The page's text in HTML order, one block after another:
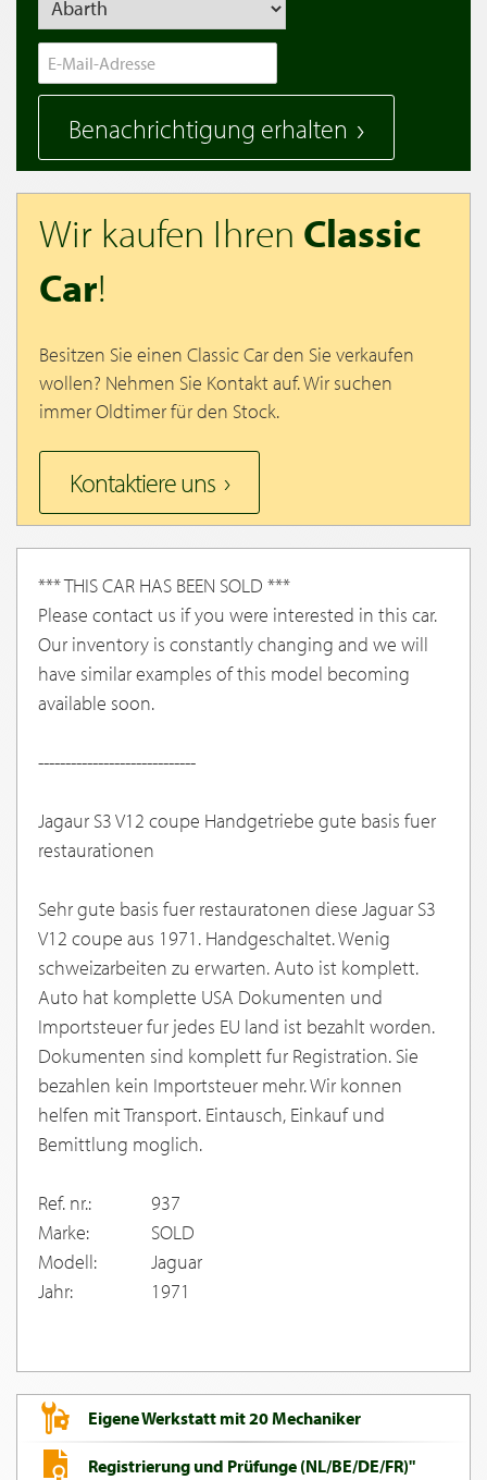
Benachrichtigung erhalten
Wir kaufen Ihren Classic
Car!
Besitzen Sie einen Classic Car den Sie verkaufen
wollen? Nehmen Sie Kontakt auf. Wir suchen
immer Oldtimer für den Stock.
Kontaktiere uns
*** THIS CAR HAS BEEN SOLD ***
Please contact us if you were interested in this car.
Our inventory is constantly changing and we will
have similar examples of this model becoming
available soon.
-----------------------------
Jagaur S3 V12 coupe Handgetriebe gute basis fuer
restaurationen
Sehr gute basis fuer restauratonen diese Jaguar S3
V12 coupe aus 1971. Handgeschaltet. Wenig
schweizarbeiten zu erwarten. Auto ist komplett.
Auto hat komplette USA Dokumenten und
Importsteuer fur jedes EU land ist bezahlt worden.
Dokumenten sind komplett fur Registration. Sie
bezahlen kein Importsteuer mehr. Wir konnen
helfen mit Transport. Eintausch, Einkauf und
Bemittlung moglich.
Ref. nr.:
937
Marke:
SOLD
Modell:
Jaguar
Jahr:
1971
Eigene Werkstatt mit 20 Mechaniker
Registrierung und Prüfunge (NL/BE/DE/FR)"